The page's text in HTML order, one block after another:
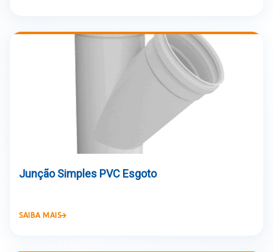
Junção Simples PVC Esgoto
SAIBA MAIS